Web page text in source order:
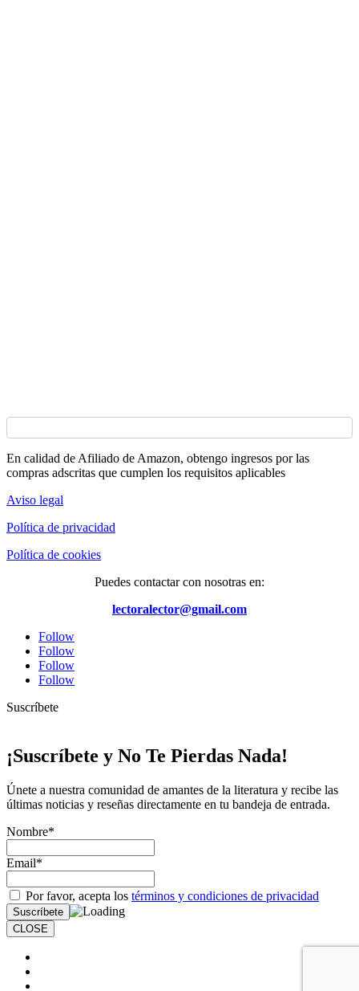
En calidad de Afiliado de Amazon, obtengo ingresos por las
compras adscritas que cumplen los requisitos aplicables
Aviso legal
Política de privacidad
Política de cookies
Puedes contactar con nosotras en:
lectoralector@gmail.com
Follow
Follow
Follow
Follow
Suscríbete
¡Suscríbete y No Te Pierdas Nada!
Únete a nuestra comunidad de amantes de la literatura y recibe las
últimas noticias y reseñas directamente en tu bandeja de entrada.
Nombre*
Email*
Por favor, acepta los términos y condiciones de privacidad
CLOSE